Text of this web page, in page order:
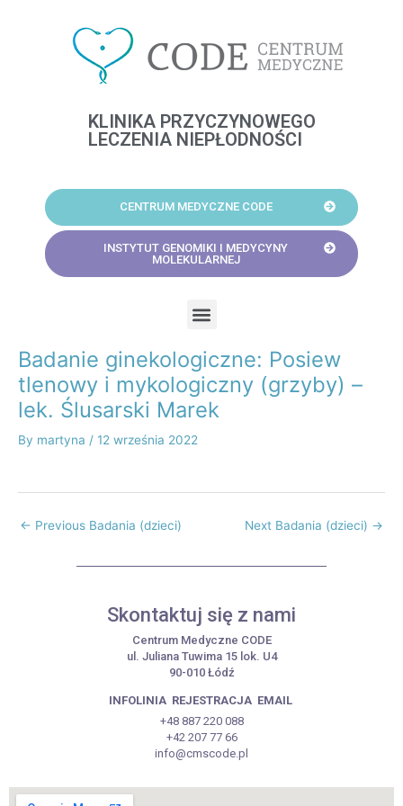
KLINIKA PRZYCZYNOWEGO
LECZENIA NIEPŁODNOŚCI
CENTRUM MEDYCZNE CODE
INSTYTUT GENOMIKI I MEDYCYNY
MOLEKULARNEJ
Badanie ginekologiczne: Posiew
tlenowy i mykologiczny (grzyby) –
lek. Ślusarski Marek
By martyna / 12 września 2022
Post
navigation
← Previous Badania (dzieci) Next Badania (dzieci) →
Skontaktuj się z nami
Centrum Medyczne CODE
ul. Juliana Tuwima 15 lok. U4
90-010 Łódź
INFOLINIA REJESTRACJA EMAIL
+48 887 220 088
+42 207 77 66
info@cmscode.pl